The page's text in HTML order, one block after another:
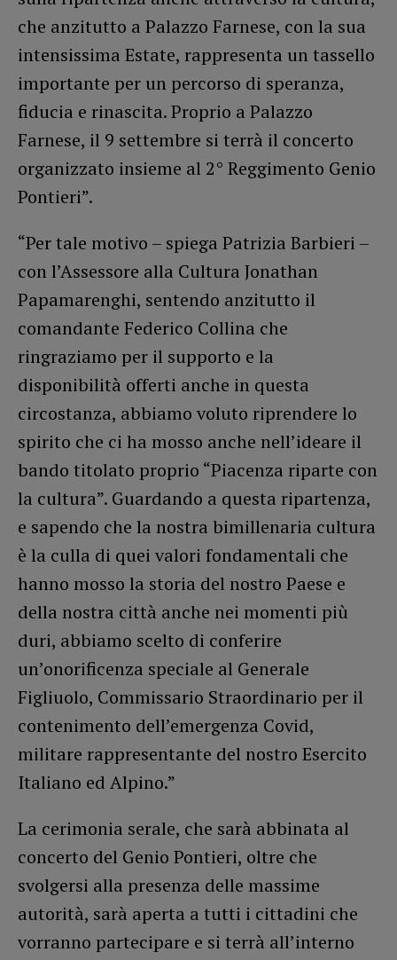
che anzitutto a Palazzo Farnese, con la sua
intensissima Estate, rappresenta un tassello
importante per un percorso di speranza,
fiducia e rinascita. Proprio a Palazzo
Farnese, il 9 settembre si terrà il concerto
organizzato insieme al 2° Reggimento Genio
Pontieri”.
“Per tale motivo – spiega Patrizia Barbieri –
con l’Assessore alla Cultura Jonathan
Papamarenghi, sentendo anzitutto il
comandante Federico Collina che
ringraziamo per il supporto e la
disponibilità offerti anche in questa
circostanza, abbiamo voluto riprendere lo
spirito che ci ha mosso anche nell’ideare il
bando titolato proprio “Piacenza riparte con
la cultura”. Guardando a questa ripartenza,
e sapendo che la nostra bimillenaria cultura
è la culla di quei valori fondamentali che
hanno mosso la storia del nostro Paese e
della nostra città anche nei momenti più
duri, abbiamo scelto di conferire
un’onorificenza speciale al Generale
Figliuolo, Commissario Straordinario per il
contenimento dell’emergenza Covid,
militare rappresentante del nostro Esercito
Italiano ed Alpino.”
La cerimonia serale, che sarà abbinata al
concerto del Genio Pontieri, oltre che
svolgersi alla presenza delle massime
autorità, sarà aperta a tutti i cittadini che
vorranno partecipare e si terrà all’interno